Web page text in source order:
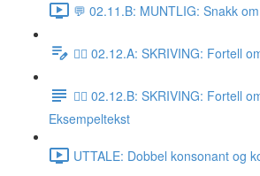
💬 02.11.B: MUNTLIG: Snakk
✍🏼 02.12.A: SKRIVING: Fortell
✍🏼 02.12.B: SKRIVING: Fortell
Eksempeltekst
UTTALE: Dobbel konsonant og